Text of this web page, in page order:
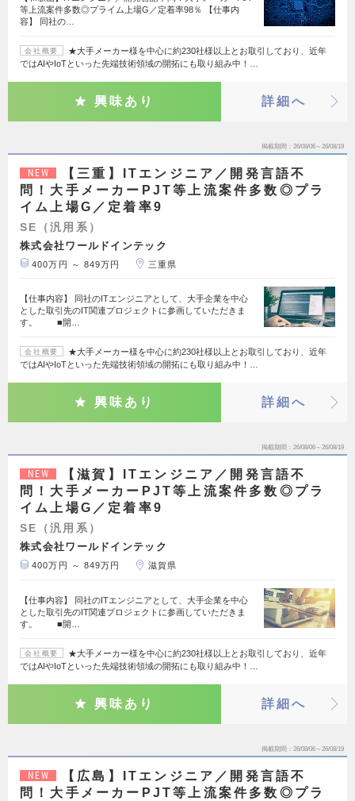
等上流案件多数◎プライム上場G／定着率98％ 【仕事内
容】 同社の…
会社概要
★大手メーカー様を中心に約230社様以上とお取引しており、近年
ではAIやIoTといった先端技術領域の開拓にも取り組み中！…
興味あり 詳細へ
掲載期間 26/08/06～26/08/19
NEW
【三重】ITエンジニア／開発言語不
問！大手メーカーPJT等上流案件多数◎プラ
イム上場G／定着率9
SE（汎用系）
株式会社ワールドインテック
400万円 ～ 849万円 三重県
【仕事内容】 同社のITエンジニアとして、大手企業を中心
とした取引先のIT関連プロジェクトに参画していただきま
す。 ■開…
会社概要
★大手メーカー様を中心に約230社様以上とお取引しており、近年
ではAIやIoTといった先端技術領域の開拓にも取り組み中！…
興味あり 詳細へ
掲載期間 26/08/06～26/08/19
NEW
【滋賀】ITエンジニア／開発言語不
問！大手メーカーPJT等上流案件多数◎プラ
イム上場G／定着率9
SE（汎用系）
株式会社ワールドインテック
400万円 ～ 849万円 滋賀県
【仕事内容】 同社のITエンジニアとして、大手企業を中心
とした取引先のIT関連プロジェクトに参画していただきま
す。 ■開…
会社概要
★大手メーカー様を中心に約230社様以上とお取引しており、近年
ではAIやIoTといった先端技術領域の開拓にも取り組み中！…
興味あり 詳細へ
掲載期間 26/08/06～26/08/19
NEW
【広島】ITエンジニア／開発言語不
問！大手メーカーPJT等上流案件多数◎プラ